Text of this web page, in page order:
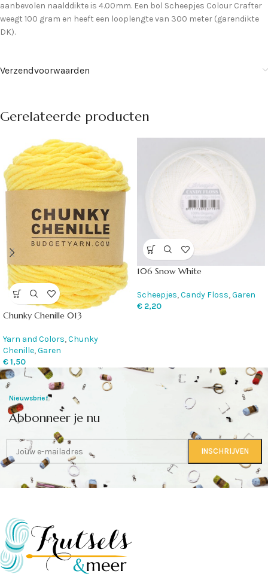
aanbevolen naalddikte is 4.00mm. Een bol Scheepjes Colour Crafter
weegt 100 gram en heeft een looplengte van 300 meter (garendikte
DK).
Verzendvoorwaarden
Gerelateerde producten
Chunky Chenille 013
Yarn and Colors,Chunky
Chenille,Garen
€1,50
106 Snow White
Scheepjes,Candy Floss,Garen
€ 2,20
Nieuwsbrief
Abbonneer je nu